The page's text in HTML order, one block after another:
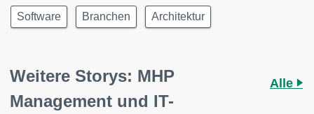
Software Branchen Architektur
Weitere Storys: MHP
Management und IT-
Alle